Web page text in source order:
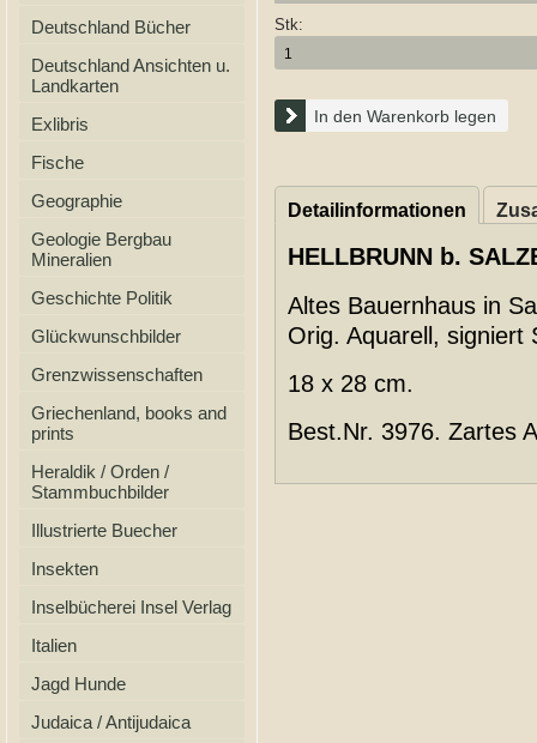
Deutschland Bücher
Deutschland Ansichten u.
Landkarten
Exlibris
Fische
Geographie
Geologie Bergbau
Mineralien
Geschichte Politik
Glückwunschbilder
Grenzwissenschaften
Griechenland, books and
prints
Heraldik / Orden /
Stammbuchbilder
Illustrierte Buecher
Insekten
Inselbücherei Insel Verlag
Italien
Jagd Hunde
Judaica / Antijudaica
Stk:
In den Warenkorb legen
Detailinformationen
HELLBRUNN b.
Altes Bauernhaus in
Orig. Aquarell,
18 x 28 cm.
Best.Nr. 3976. Zartes